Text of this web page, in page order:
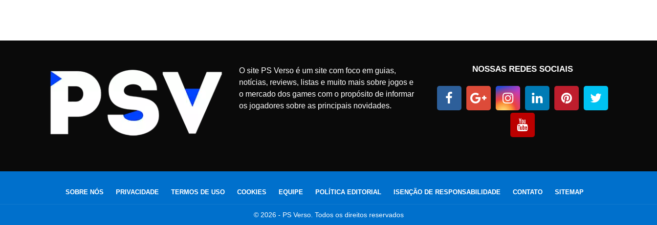
O site PS Verso é um site com foco em guias,
notícias, reviews, listas e muito mais sobre jogos e
o mercado dos games com o propósito de informar
os jogadores sobre as principais novidades.
NOSSAS REDES SOCIAIS
SOBRE NÓS PRIVACIDADE TERMOS DE USO COOKIES EQUIPE POLÍTICA EDITORIAL ISENÇÃO DE RESPONSABILIDADE CONTATO SITEMAP
© 2026 - PS Verso. Todos os direitos reservados